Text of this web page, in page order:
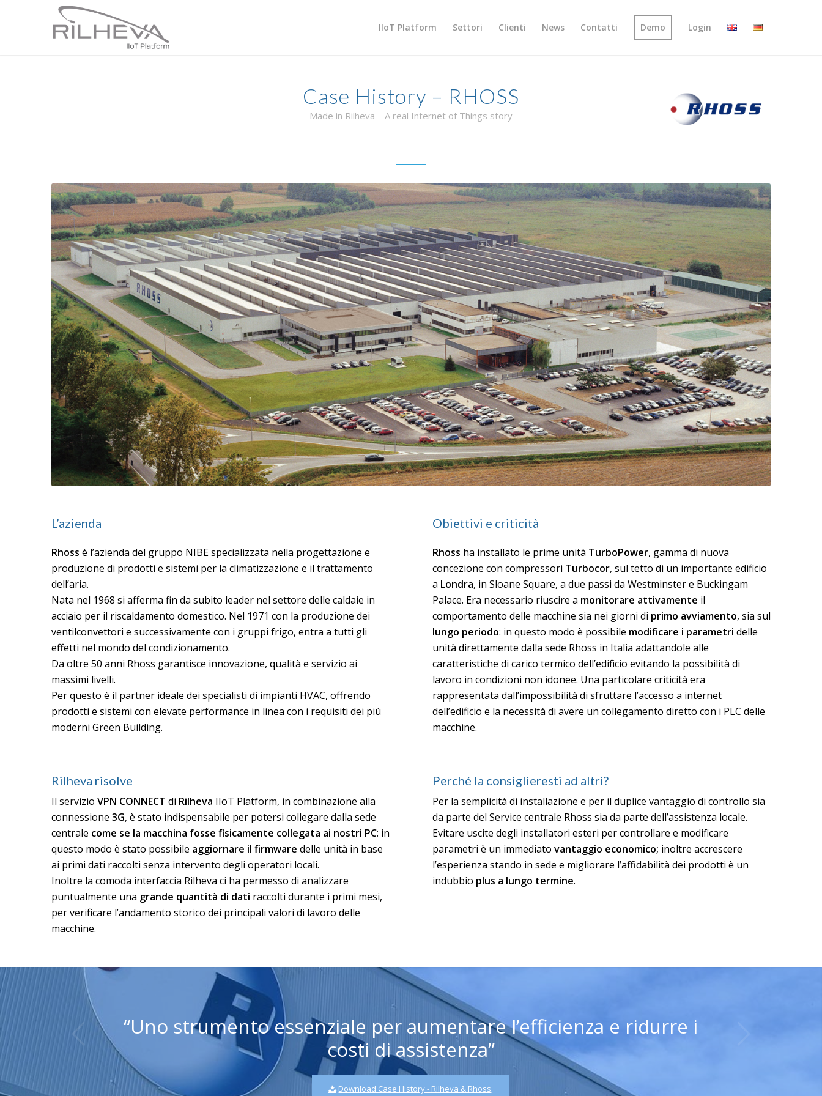
IIoT Platform Settori Clienti News Contatti Demo Login
Case History – RHOSS
Made in Rilheva – A real Internet of Things story
L’azienda
Rhoss è l’azienda del gruppo NIBE specializzata nella progettazione e
produzione di prodotti e sistemi per la climatizzazione e il trattamento
dell’aria.
Nata nel 1968 si afferma fin da subito leader nel settore delle caldaie in
acciaio per il riscaldamento domestico. Nel 1971 con la produzione dei
ventilconvettori e successivamente con i gruppi frigo, entra a tutti gli
effetti nel mondo del condizionamento.
Da oltre 50 anni Rhoss garantisce innovazione, qualità e servizio ai
massimi livelli.
Per questo è il partner ideale dei specialisti di impianti HVAC, offrendo
prodotti e sistemi con elevate performance in linea con i requisiti dei più
moderni Green Building.
Obiettivi e criticità
Rhoss ha installato le prime unità TurboPower, gamma di nuova
concezione con compressori Turbocor, sul tetto di un importante edificio
a Londra, in Sloane Square, a due passi da Westminster e Buckingam
Palace. Era necessario riuscire a monitorare attivamente il
comportamento delle macchine sia nei giorni di primo avviamento, sia sul
lungo periodo: in questo modo è possibile modificare i parametri delle
unità direttamente dalla sede Rhoss in Italia adattandole alle
caratteristiche di carico termico dell’edificio evitando la possibilità di
lavoro in condizioni non idonee. Una particolare criticità era
rappresentata dall’impossibilità di sfruttare l’accesso a internet
dell’edificio e la necessità di avere un collegamento diretto con i PLC delle
macchine.
Rilheva risolve
Il servizio VPN CONNECT di Rilheva IIoT Platform, in combinazione alla
connessione 3G, è stato indispensabile per potersi collegare dalla sede
centrale come se la macchina fosse fisicamente collegata ai nostri PC: in
questo modo è stato possibile aggiornare il firmware delle unità in base
ai primi dati raccolti senza intervento degli operatori locali.
Inoltre la comoda interfaccia Rilheva ci ha permesso di analizzare
puntualmente una grande quantità di dati raccolti durante i primi mesi,
per verificare l’andamento storico dei principali valori di lavoro delle
macchine.
Perché la consiglieresti ad altri?
Per la semplicità di installazione e per il duplice vantaggio di controllo sia
da parte del Service centrale Rhoss sia da parte dell’assistenza locale.
Evitare uscite degli installatori esteri per controllare e modificare
parametri è un immediatovantaggio economico; inoltre accrescere
l’esperienza stando in sede e migliorare l’affidabilità dei prodotti è un
indubbio plus a lungo termine.
“Uno strumento essenziale per aumentare l’efficienza e ridurre i
costi di assistenza”
Download Case History - Rilheva & Rhoss
Posteriore